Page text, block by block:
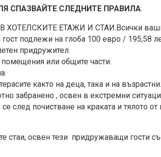
СПАЗВАЙТЕ СЛЕДНИТЕ ПРАВИЛА:
ЕТАЖИ И СТАИ.Всички ваши
подлежи на глоба 100 евро / 195,58
придружител.
или общите части.
както на деца, така и на възрастни.
забранено , освен в екстремни
след почистване на краката и тялото от
стаи, освен тези придружаващи гости